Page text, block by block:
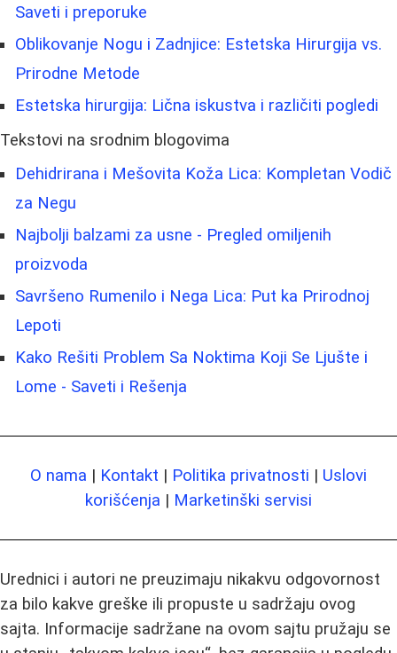
Saveti i preporuke
Oblikovanje Nogu i Zadnjice: Estetska Hirurgija vs.
Prirodne Metode
Estetska hirurgija: Lična iskustva i različiti pogledi
Tekstovi na srodnim blogovima
Dehidrirana i Mešovita Koža Lica: Kompletan Vodič
za Negu
Najbolji balzami za usne - Pregled omiljenih
proizvoda
Savršeno Rumenilo i Nega Lica: Put ka Prirodnoj
Lepoti
Kako Rešiti Problem Sa Noktima Koji Se Ljušte i
Lome - Saveti i Rešenja
O nama | Kontakt | Politika privatnosti | Uslovi
korišćenja | Marketinški servisi
Urednici i autori ne preuzimaju nikakvu odgovornost
za bilo kakve greške ili propuste u sadržaju ovog
sajta. Informacije sadržane na ovom sajtu pružaju se